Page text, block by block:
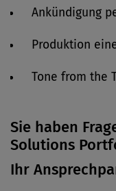
Ankündigung
Produktion
Tone from the
Sie haben
Solutions
Ihr